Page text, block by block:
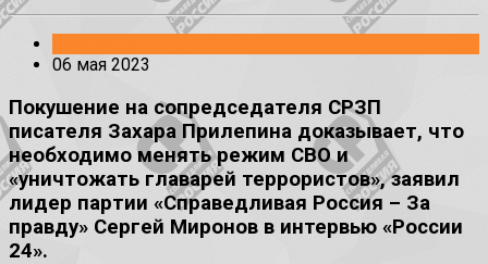
06 мая 2023
Покушение на сопредседателя СРЗП
писателя Захара Прилепина доказывает, что
необходимо менять режим СВО и
«уничтожать главарей террористов», заявил
лидер партии «Справедливая Россия – За
правду» Сергей Миронов в интервью «России
24».